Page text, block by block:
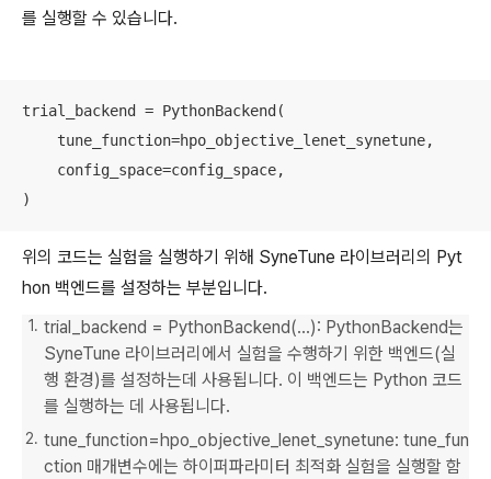
를 실행할 수 있습니다.
trial_backend = PythonBackend(
    tune_function=hpo_objective_lenet_synetune,
    config_space=config_space,
)
위의 코드는 실험을 실행하기 위해 SyneTune 라이브러리의 Pyt
hon 백엔드를 설정하는 부분입니다.
trial_backend = PythonBackend(...): PythonBackend는
SyneTune 라이브러리에서 실험을 수행하기 위한 백엔드(실
행 환경)를 설정하는데 사용됩니다. 이 백엔드는 Python 코드
를 실행하는 데 사용됩니다.
tune_function=hpo_objective_lenet_synetune: tune_fun
ction 매개변수에는 하이퍼파라미터 최적화 실험을 실행할 함